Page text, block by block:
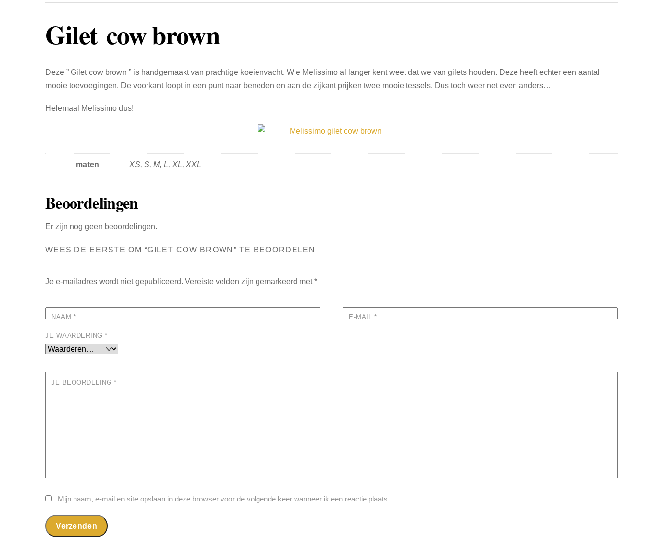
Gilet cow brown
Deze ” Gilet cow brown ” is handgemaakt van prachtige koeienvacht. Wie Melissimo al langer kent weet dat we van gilets houden. Deze heeft echter een aantal
mooie toevoegingen. De voorkant loopt in een punt naar beneden en aan de zijkant prijken twee mooie tessels. Dus toch weer net even anders…
Helemaal Melissimo dus!
maten XS, S, M, L, XL, XXL
Beoordelingen
Er zijn nog geen beoordelingen.
WEES DE EERSTE OM “GILET COW BROWN” TE BEOORDELEN
Je e-mailadres wordt niet gepubliceerd. Vereiste velden zijn gemarkeerd met*
NAAM* E-MAIL*
JE WAARDERING*
JE BEOORDELING *
Mijn naam, e-mail en site opslaan in deze browser voor de volgende keer wanneer ik een reactie plaats.